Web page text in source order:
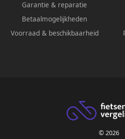
Garantie & reparatie
Betaalmogelijkheden
Voorraad & beschikbaarheid
© 2026